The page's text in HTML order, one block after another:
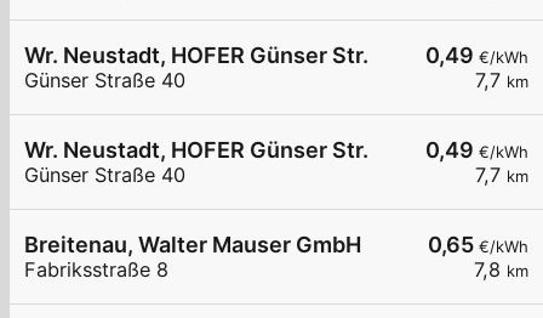
0,49 €/kWh
7,7 km
Wr. Neustadt, HOFER Günser Str.
Günser Straße 40
0,49 €/kWh
7,7 km
Wr. Neustadt, HOFER Günser Str.
Günser Straße 40
0,65 €/kWh
7,8 km
Breitenau, Walter Mauser GmbH
Fabriksstraße 8